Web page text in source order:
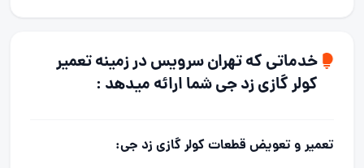
خدماتی که تهران سرویس در زمینه تعمیر
کولر گازی زد جی شما ارائه میدهد :
تعمیر و تعویض قطعات کولر گازی زد جی: